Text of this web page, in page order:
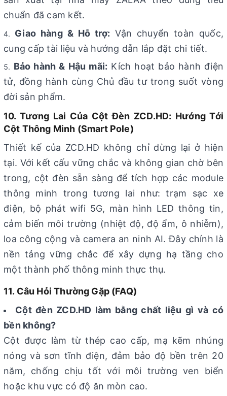
chuẩn đã cam kết.
Giao hàng & Hỗ trợ: Vận chuyển toàn quốc,
cung cấp tài liệu và hướng dẫn lắp đặt chi tiết.
Bảo hành & Hậu mãi: Kích hoạt bảo hành điện
tử, đồng hành cùng Chủ đầu tư trong suốt vòng
đời sản phẩm.
10. Tương Lai Của Cột Đèn ZCD.HD: Hướng Tới
Cột Thông Minh (Smart Pole)
Thiết kế của ZCD.HD không chỉ dừng lại ở hiện
tại. Với kết cấu vững chắc và không gian chờ bên
trong, cột đèn sẵn sàng để tích hợp các module
thông minh trong tương lai như: trạm sạc xe
điện, bộ phát wifi 5G, màn hình LED thông tin,
cảm biến môi trường (nhiệt độ, độ ẩm, ô nhiễm),
loa công cộng và camera an ninh AI. Đây chính là
nền tảng vững chắc để xây dựng hạ tầng cho
một thành phố thông minh thực thụ.
11. Câu Hỏi Thường Gặp (FAQ)
Cột đèn ZCD.HD làm bằng chất liệu gì và có
bền không?
Cột được làm từ thép cao cấp, mạ kẽm nhúng
nóng và sơn tĩnh điện, đảm bảo độ bền trên 20
năm, chống chịu tốt với môi trường ven biển
hoặc khu vực có độ ăn mòn cao.